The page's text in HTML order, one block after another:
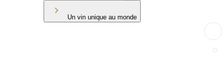
Un vin unique au monde